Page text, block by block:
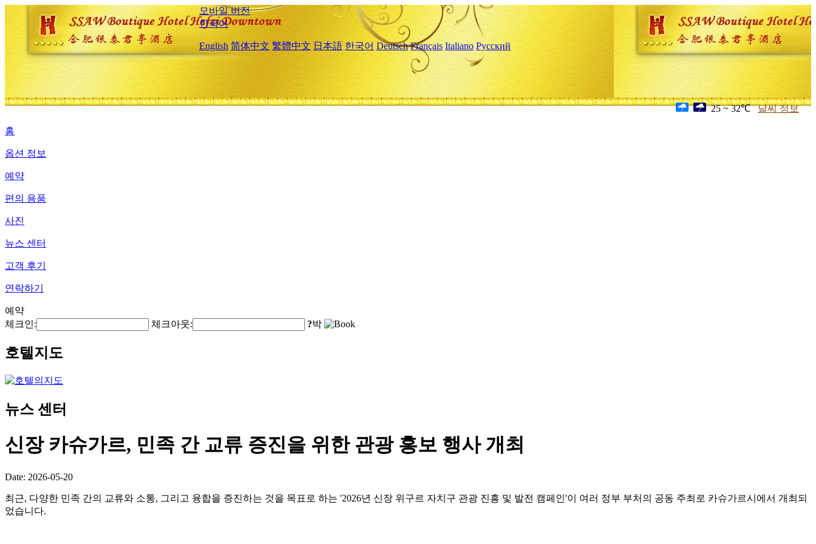
모바일 버전
한국어
English 简体中文 繁體中文 日本語 한국어 Deutsch Français Italiano Русский
25 ~ 32℃ 날씨 정보
홈
옵션 정보
예약
편의 용품
사진
뉴스 센터
고객 후기
연락하기
예약
체크인:
체크아웃: ?박
호텔지도
뉴스 센터
신장 카슈가르, 민족 간 교류 증진을 위한 관광 홍보 행사 개최
Date: 2026-05-20
최근, 다양한 민족 간의 교류와 소통, 그리고 융합을 증진하는 것을 목표로 하는 '2026년 신장 위구르 자치구 관광 진흥 및 발전 캠페인'이 여러 정부 부처의 공동 주최로 카슈가르시에서 개최되
었습니다.